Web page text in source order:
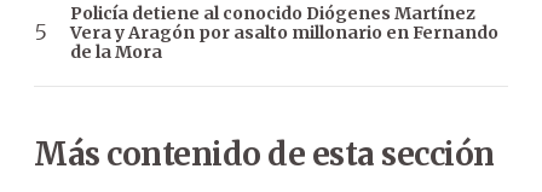
Policía detiene al conocido Diógenes Martínez
Vera y Aragón por asalto millonario en Fernando
de la Mora
Más contenido de esta sección